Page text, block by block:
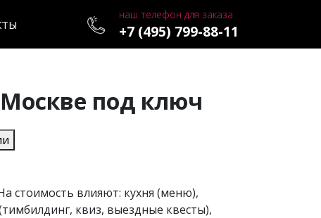
наш телефон для заказа
+7 (495) 799-88-11
под ключ
стоимость влияют: кухня (меню),
квиз, выездные квесты),